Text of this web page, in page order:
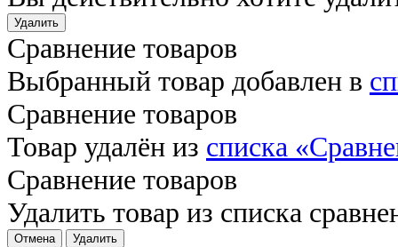
Удалить
Сравнение товаров
Выбранный товар добавлен в
Сравнение товаров
Товар удалён из списка
Сравнение товаров
Удалить товар из списка
Отмена Удалить